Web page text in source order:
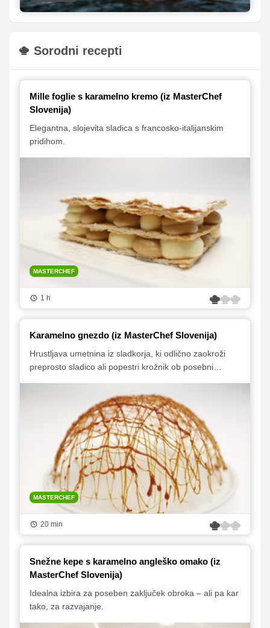
Sorodni recepti
Mille foglie s karamelno kremo (iz MasterChef
Slovenija)
Elegantna, slojevita sladica s francosko-italijanskim
pridihom.
MASTERCHEF
1 h
Karamelno gnezdo (iz MasterChef Slovenija)
Hrustljava umetnina iz sladkorja, ki odlično zaokroži
preprosto sladico ali popestri krožnik ob posebni
MASTERCHEF
20 min
Snežne kepe s karamelno angleško omako (iz
MasterChef Slovenija)
Idealna izbira za poseben zaključek obroka – ali pa kar
tako, za razvajanje.